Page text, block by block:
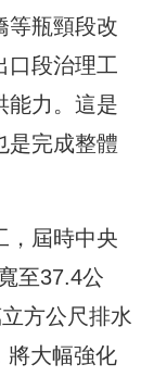
等瓶頸段改
口段治理工
能力。這是
是完成整體
，屆時中央
至37.4公
方公尺排水
將大幅強化